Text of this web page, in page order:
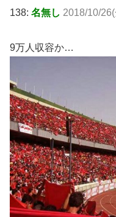
138: 名無し 2018/10/
9万人収容か…